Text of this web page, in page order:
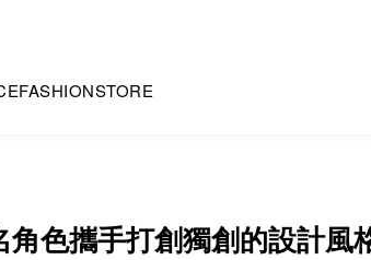
FASHIONSTORE
角色攜手打創獨創的設計風